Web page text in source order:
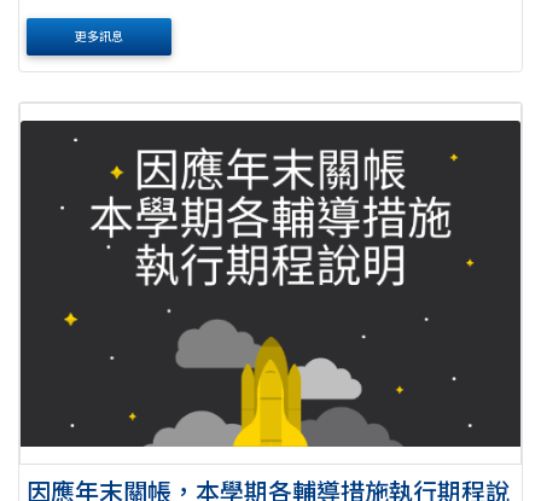
更多訊息
因應年末關帳，本學期各輔導措施執行期程說